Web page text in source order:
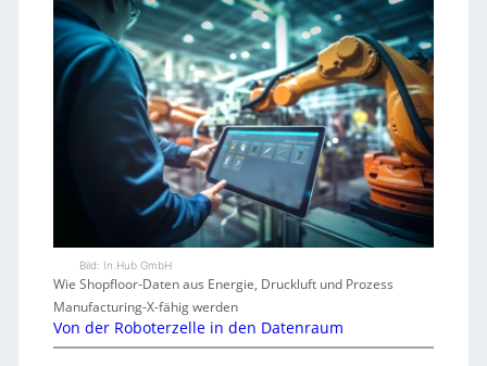
Bild: In.Hub GmbH
Wie Shopfloor-Daten aus Energie, Druckluft und Prozess
Manufacturing-X-fähig werden
Von der Roboterzelle in den Datenraum